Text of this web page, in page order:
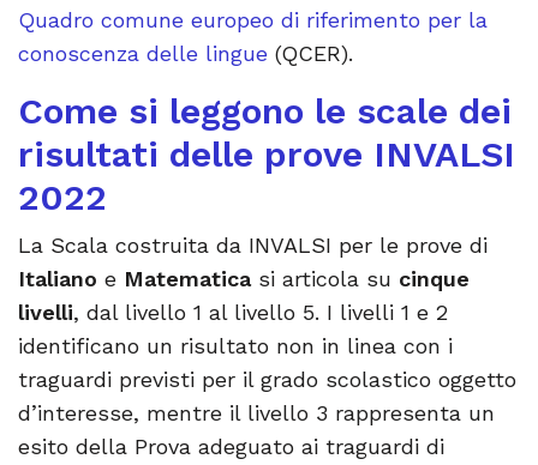
Quadro comune europeo di riferimento per la
conoscenza delle lingue (QCER).
Come si leggono le scale dei
risultati delle prove INVALSI
2022
La Scala costruita da INVALSI per le prove di
Italiano e Matematicasi articola su cinque
livelli, dal livello 1 al livello 5. I livelli 1 e 2
identificano un risultato non in linea con i
traguardi previsti per il grado scolastico oggetto
d’interesse, mentre il livello 3 rappresenta un
esito della Prova adeguato ai traguardi di